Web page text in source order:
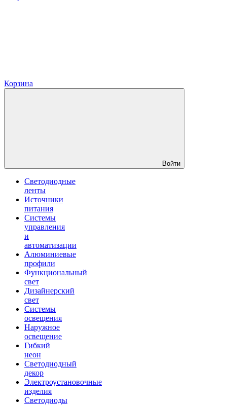
Корзина
Войти
Светодиодные
ленты
Источники
питания
Системы
управления
и
автоматизации
Алюминиевые
профили
Функциональный
свет
Дизайнерский
свет
Системы
освещения
Наружное
освещение
Гибкий
неон
Светодиодный
декор
Электроустановочные
изделия
Светодиоды